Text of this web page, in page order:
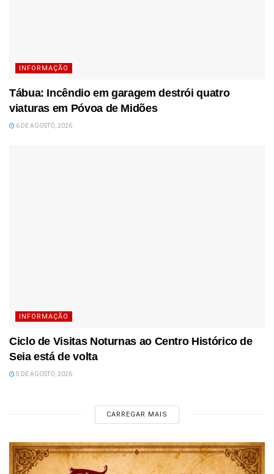
INFORMAÇÃO
Tábua: Incêndio em garagem destrói quatro
viaturas em Póvoa de Midões
6 DE AGOSTO, 2026
INFORMAÇÃO
Ciclo de Visitas Noturnas ao Centro Histórico de
Seia está de volta
5 DE AGOSTO, 2026
CARREGAR MAIS